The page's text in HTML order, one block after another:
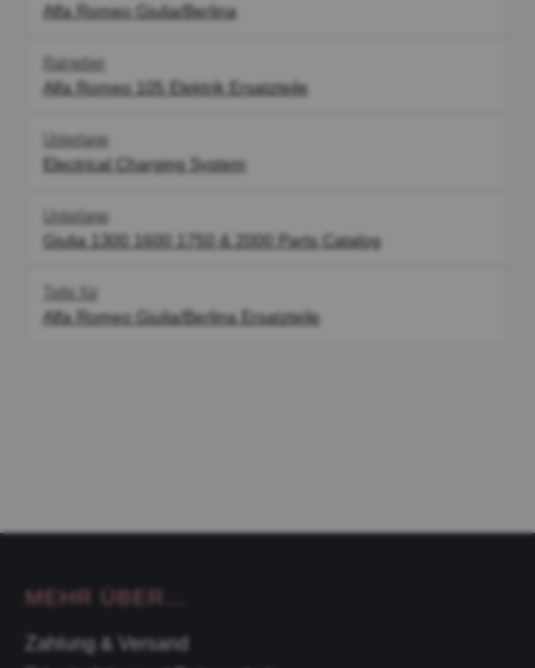
Alfa Romeo Giulia/Berlina
Ratgeber
Alfa Romeo 105 Elektrik Ersatzteile
Unterlage
Electrical Charging System
Unterlage
Giulia 1300 1600 1750 & 2000 Parts Catalog
Teile für
Alfa Romeo Giulia/Berlina Ersatzteile
MEHR ÜBER...
Zahlung & Versand